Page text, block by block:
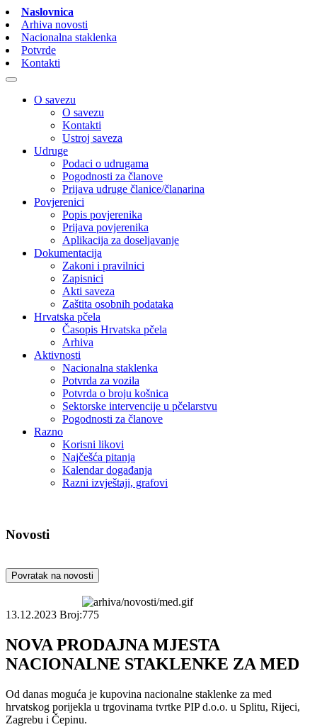
Naslovnica
Arhiva novosti
Nacionalna staklenka
Potvrde
Kontakti
O savezu
O savezu
Kontakti
Ustroj saveza
Udruge
Podaci o udrugama
Pogodnosti za članove
Prijava udruge članice/članarina
Povjerenici
Popis povjerenika
Prijava povjerenika
Aplikacija za doseljavanje
Dokumentacija
Zakoni i pravilnici
Zapisnici
Akti saveza
Zaštita osobnih podataka
Hrvatska pčela
Časopis Hrvatska pčela
Arhiva
Aktivnosti
Nacionalna staklenka
Potvrda za vozila
Potvrda o broju košnica
Sektorske intervencije u pčelarstvu
Pogodnosti za članove
Razno
Korisni likovi
Najčešća pitanja
Kalendar događanja
Razni izvještaji, grafovi
Novosti
Povratak na novosti
13.12.2023 Broj:775
NOVA PRODAJNA MJESTA
NACIONALNE STAKLENKE ZA MED
Od danas moguća je kupovina nacionalne staklenke za med
hrvatskog porijekla u trgovinama tvrtke PIP d.o.o. u Splitu, Rijeci,
Zagrebu i Čepinu.